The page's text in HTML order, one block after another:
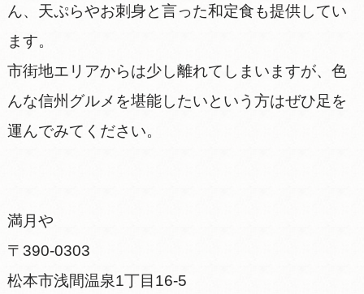
ん、天ぷらやお刺身と言った和定食も提供してい
ます。
市街地エリアからは少し離れてしまいますが、色
んな信州グルメを堪能したいという方はぜひ足を
運んでみてください。
満月や
〒390-0303
松本市浅間温泉1丁目16-5